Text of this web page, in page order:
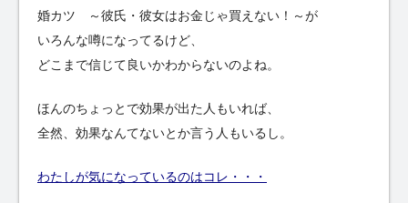
婚カツ ～彼氏・彼女はお金じゃ買えない！～が
いろんな噂になってるけど、
どこまで信じて良いかわからないのよね。
ほんのちょっとで効果が出た人もいれば、
全然、効果なんてないとか言う人もいるし。
わたしが気になっているのはコレ・・・